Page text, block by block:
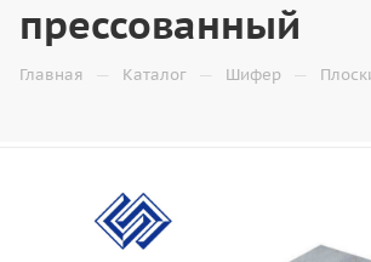
прессованный
Главная — Каталог — Шифер —